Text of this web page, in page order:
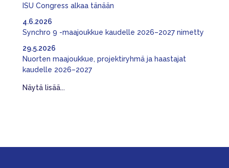
ISU Congress alkaa tänään
Synchro 9 -maajoukkue kaudelle 2026–2027 nimetty
4.6.2026
Nuorten maajoukkue, projektiryhmä ja haastajat
kaudelle 2026–2027
29.5.2026
Näytä lisää...